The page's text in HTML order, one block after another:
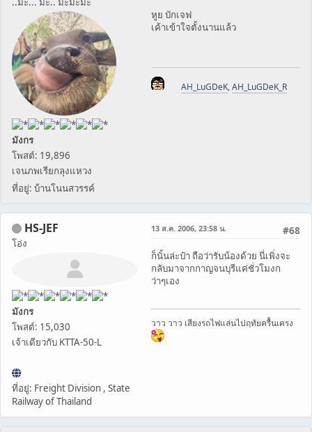
มังกร
โพสต์: 19,896
เจนภพเรียกลุงแหวง
ที่อยู่: บ้านโนนสวรรค์
หูย บักเจฟ
เค้าเข้าใจตั้งนานแล้ว
AH_LuGDeK,AH_LuGDeK_R
HS-JEF
โอ่ง
มังกร
โพสต์: 15,030
เจ้าเดียวกับ KTTA-50-L
ที่อยู่: Freight Division , State
Railway of Thailand
#68
13 ส.ค. 2006, 23:58 น.
ก็นั้นล่ะป๋า ถือว่ารับน้องด้วย นี่เพิ่งจะ
กลับมาจากกาญจนบุรีแค่ชั่วโมงก
ว่าๆเอง
วาว วาว เสียงรถไฟแล่นไปฤทัยครื้นเครง